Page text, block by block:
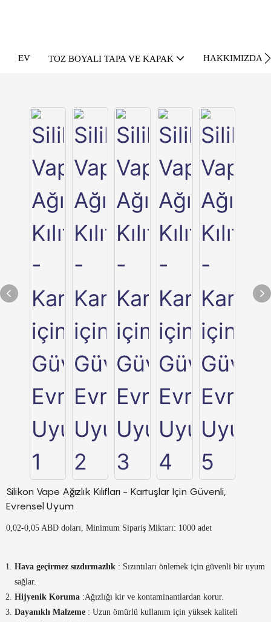
EV TOZ BOYALI TAPA VE KAPAK HAKKIMIZDA
Silikon Vape Ağızlık Kılıfları - Kartuşlar Için Güvenli,
Evrensel Uyum
0,02-0,05 ABD doları, Minimum Sipariş Miktarı: 1000 adet
Hava geçirmez sızdırmazlık : Sızıntıları önlemek için güvenli bir uyum
sağlar.
Hijyenik Koruma :Ağızlığı kir ve kontaminantlardan korur.
Dayanıklı Malzeme : Uzun ömürlü kullanım için yüksek kaliteli